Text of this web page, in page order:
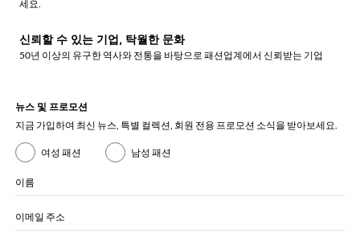
세요.
신뢰할 수 있는 기업, 탁월한 문화
50년 이상의 유구한 역사와 전통을 바탕으로 패션업계에서 신뢰받는 기업
뉴스 및 프로모션
지금 가입하여 최신 뉴스, 특별 컬렉션, 회원 전용 프로모션 소식을 받아보세요.
여성 패션 남성 패션
이름
이메일 주소